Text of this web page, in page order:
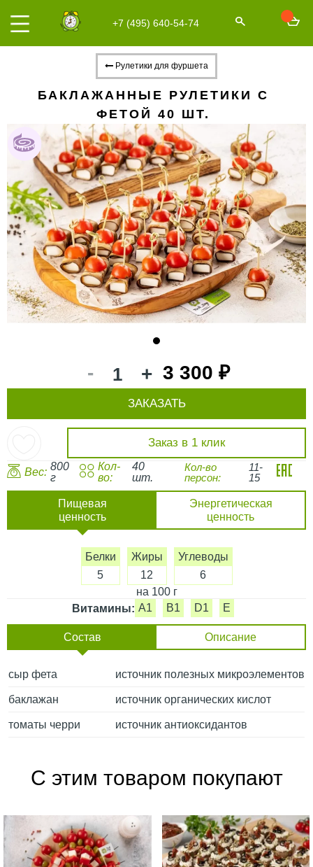
+7 (495) 640-54-74
Рулетики для фуршета
БАКЛАЖАННЫЕ РУЛЕТИКИ С
ФЕТОЙ 40 ШТ.
- + 3 300 ₽
Заказ в 1 клик
ЗАКАЗАТЬ
Вес: 800
г
Кол-
во:
40
шт.
Кол-во
персон:
11-
15
Пищевая
ценность
Энергетическая
ценность
Белки
5
Жиры
12
Углеводы
6
на 100 г
Витамины: A1 B1 D1 E
Состав Описание
сыр фета источник полезных микроэлементов
баклажан источник органических кислот
томаты черри источник антиоксидантов
С этим товаром покупают